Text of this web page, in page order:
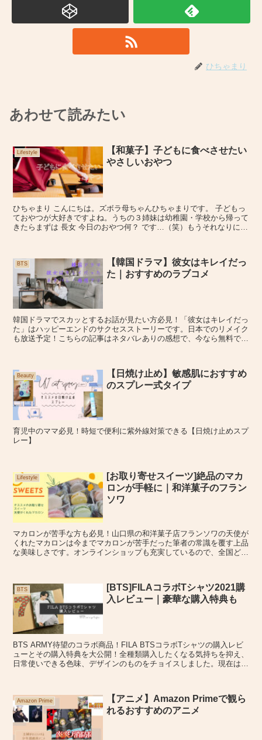
ひちゃまり
あわせて読みたい
Lifestyle
【和菓子】子どもに食べさせたい
やさしいおやつ
ひちゃまり こんにちは。ズボラ母ちゃんひちゃまりです。 子どもっ
ておやつが大好きですよね。うちの３姉妹は幼稚園・学校から帰って
きたらまずは 長女 今日のおやつ何？ です…（笑）もうそれなりに大
BTS
【韓国ドラマ】彼女はキレイだっ
た｜おすすめのラブコメ
韓国ドラマでスカッとするお話が見たい方必見！「彼女はキレイだっ
た」はハッピーエンドのサクセスストーリーです。日本でのリメイク
も放送予定！こちらの記事はネタバレありの感想で、今なら無料で視
Beauty
【日焼け止め】敏感肌におすすめ
のスプレー式タイプ
育児中のママ必見！時短で便利に紫外線対策できる【日焼け止めスプ
レー】
Lifestyle
[お取り寄せスイーツ]絶品のマカ
ロンが手軽に｜和洋菓子のフラン
ソワ
マカロンが苦手な方も必見！山口県の和洋菓子店フランソワの天使が
くれたマカロンは今までマカロンが苦手だった筆者の常識を覆す上品
な美味しさです。オンラインショップも充実しているので、全国どこ
BTS
[BTS]FILAコラボTシャツ2021購
入レビュー｜豪華な購入特典も
BTS ARMY待望のコラボ商品！FILA BTSコラボTシャツの購入レビ
ューとその購入特典を大公開！全種類購入したくなる気持ちを抑え、
日常使いできる色味、デザインのものをチョイスしました。現在は予
Amazon Prime
【アニメ】Amazon Primeで観ら
れるおすすめのアニメ